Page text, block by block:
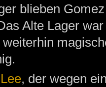
blieben
Alte Lager
Lee, der wegen